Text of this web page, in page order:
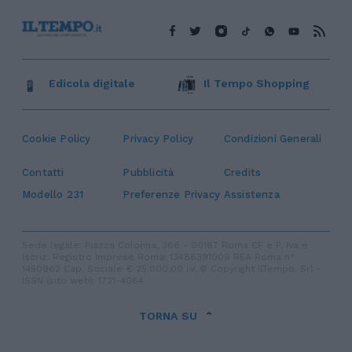
Cookie Policy Privacy Policy Condizioni Generali
Contatti Pubblicità
Credits
Modello 231
Preferenze Privacy Assistenza
Edicola digitale Il Tempo Shopping
TORNA SU